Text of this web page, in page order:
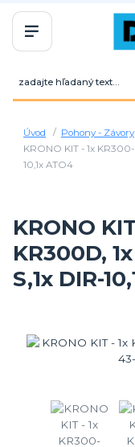
Úvod Pohony - Závory
KRONO KIT - 1x KR300-
10,1x ATO4
KRONO
KR300D,
S,1x DIR-